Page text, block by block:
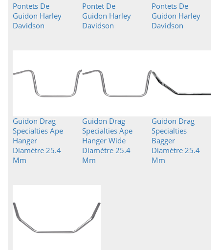
Pontets De
Guidon Harley
Davidson
Pontet De
Guidon Harley
Davidson
Pontets De
Guidon Harley
Davidson
Guidon Drag
Specialties Ape
Hanger
Diamètre 25.4
Mm
Guidon Drag
Specialties Ape
Hanger Wide
Diamètre 25.4
Mm
Guidon Drag
Specialties
Bagger
Diamètre 25.4
Mm